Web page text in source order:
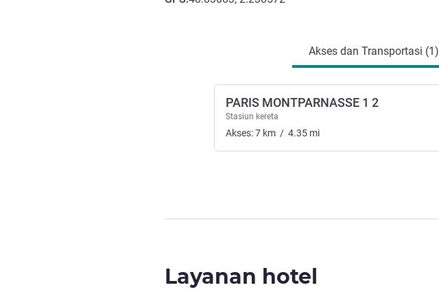
Akses dan Transportasi (1)
PARIS MONTPARNASSE 1 2
Stasiun kereta
Akses:7 km / 4.35 mi
Layanan hotel